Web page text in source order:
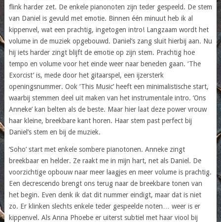
flink harder zet. De enkele pianonoten zijn teder gespeeld. De stem
van Daniel is gevuld met emotie. Binnen één minuut heb ik al
kippenvel, wat een prachtig, ingetogen intro! Langzaam wordt het
volume in de muziek opgebouwd. Daniel’s zang sluit hierbij aan. Nu
hij iets harder zingt blijft de emotie op zijn stem. Prachtig hoe
tempo en volume voor het einde weer naar beneden gaan. ‘The
Exorcist’ is, mede door het gitaarspel, een ijzersterk
openingsnummer. Ook ‘This Music’ heeft een minimalistische start,
waarbij stemmen deel uit maken van het instrumentale intro. ‘Ons
Anneke’ kan belten als de beste. Maar hier laat deze power vrouw
haar kleine, breekbare kant horen. Haar stem past perfect bij
Daniel’s stem en bij de muziek.
‘Soho’ start met enkele sombere pianotonen. Anneke zingt
breekbaar en helder. Ze raakt me in mijn hart, net als Daniel. De
voorzichtige opbouw naar meer laagjes en meer volume is prachtig.
Een decrescendo brengt ons terug naar de breekbare tonen van
het begin. Even denk ik dat dit nummer eindigt, maar dat is niet
zo. Er klinken slechts enkele teder gespeelde noten… weer is er
kippenvel. Als Anna Phoebe er uiterst subtiel met haar viool bij